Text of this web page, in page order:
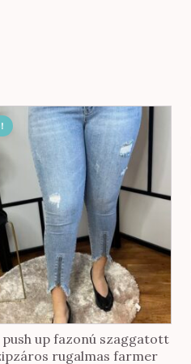
push up fazonú szaggatott
rugalmas farmer